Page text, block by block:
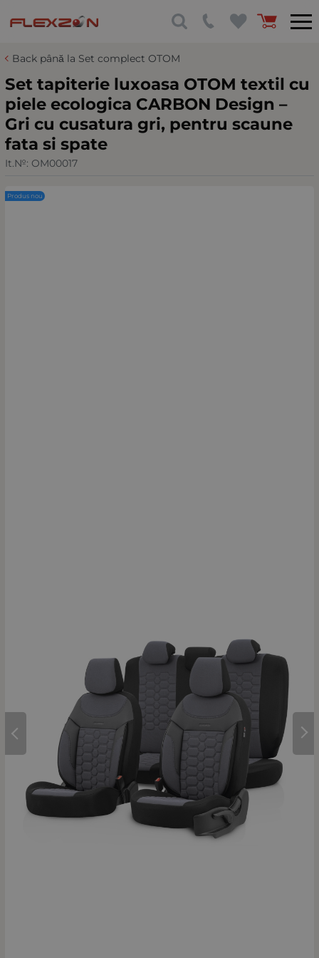
Back până la Set complect OTOM
Set tapiterie luxoasa OTOM textil cu
piele ecologica CARBON Design –
Gri cu cusatura gri, pentru scaune
fata si spate
It.№: OM00017
Produs nou